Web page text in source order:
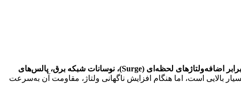
محافظت از تجهیزات الکترونیکی در برابر اضافه‌ولتاژهای لحظه‌ای (Surge)، نوسانات شبکه برق، پالس‌های
است، اما هنگام افزایش ناگهانی ولتاژ، مقاومت آن به‌سرعت